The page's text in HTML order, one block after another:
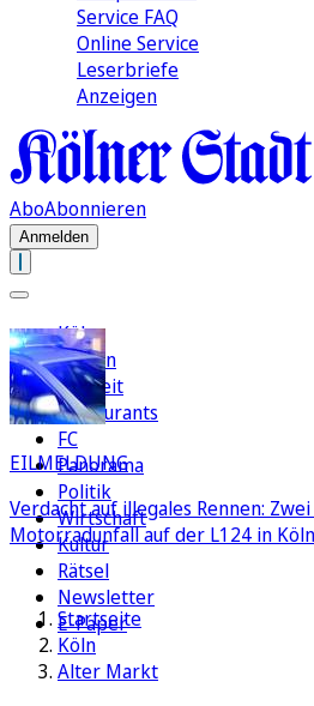
Service FAQ
Online Service
Leserbriefe
Anzeigen
AboAbonnieren
Anmelden
Köln
Region
Freizeit
Restaurants
FC
Panorama
Politik
Wirtschaft
Kultur
Rätsel
Newsletter
E-Paper
EILMELDUNG
Verdacht auf illegales Rennen:
Motorradunfall auf der L124 in Köln
Startseite
Köln
Alter Markt